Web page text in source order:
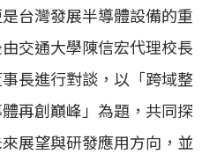
台灣發展半導體設備的重
交通大學陳信宏代理校長
長進行對談，以「跨域整
再創巔峰」為題，共同探
展望與研發應用方向，並